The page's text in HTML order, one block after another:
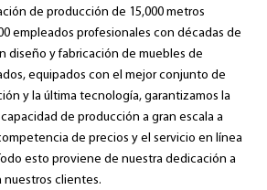
de producción de 15,000 metros
empleados profesionales con décadas de
diseño y fabricación de muebles de
equipados con el mejor conjunto de
y la última tecnología, garantizamos la
de producción a gran escala a
de precios y el servicio en línea
esto proviene de nuestra dedicación a
nuestros clientes.